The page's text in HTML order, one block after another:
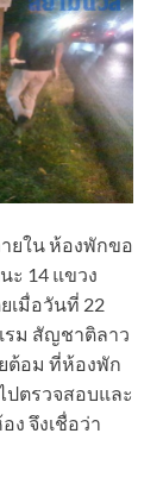
ยใน ห้องพักขอ
ะ 14 แขวง
เมื่อวันที่ 22
รม สัญชาติลาว
ต้อม ที่ห้องพัก
ปตรวจสอบและ
จึงเชื่อว่า